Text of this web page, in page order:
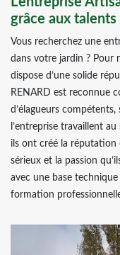
grâce aux
Vous recherchez une
dans votre jardin ? Pour
dispose d’une solide
RENARD est reconnue
d’élagueurs
l’entreprise travaillent
ils ont créé la réputation
sérieux et la passion
avec une base
formation